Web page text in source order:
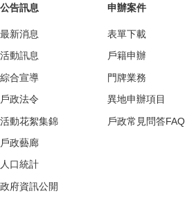
公告訊息
最新消息
活動訊息
綜合宣導
戶政法令
活動花絮集錦
戶政藝廊
人口統計
政府資訊公開
申辦案件
表單下載
戶籍申辦
門牌業務
異地申辦項目
戶政常見問答FAQ